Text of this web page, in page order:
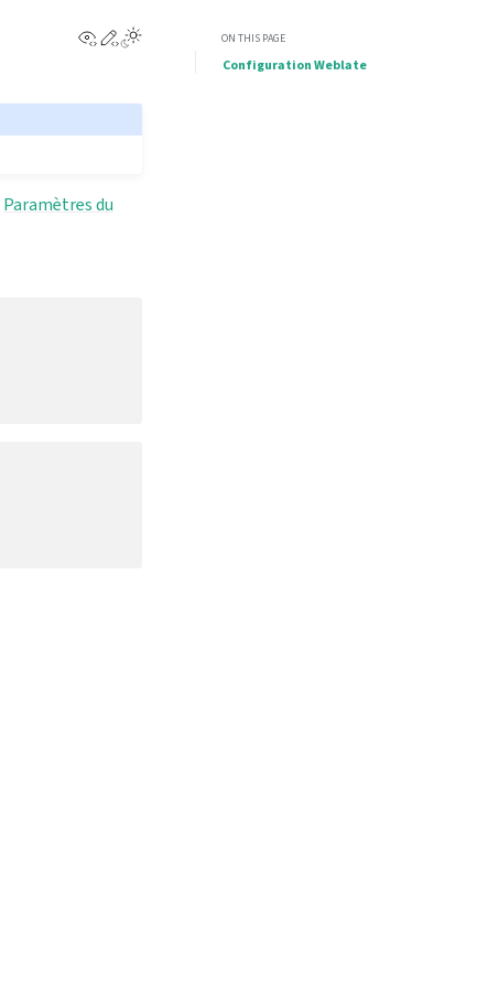
View this page
Edit this page
Paramètres du
ON THIS PAGE
Configuration Weblate